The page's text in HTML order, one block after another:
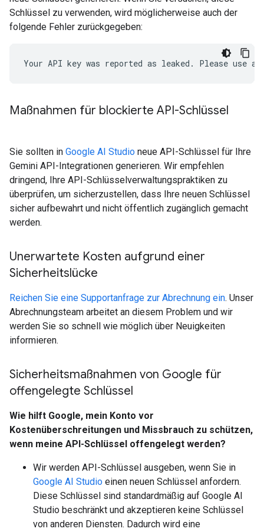
Schlüssel zu verwenden, wird möglicherweise auch der
folgende Fehler zurückgegeben:
Maßnahmen für blockierte API-Schlüssel
Sie sollten in Google AI Studio neue API-Schlüssel für Ihre
Gemini API-Integrationen generieren. Wir empfehlen
dringend, Ihre API-Schlüsselverwaltungspraktiken zu
überprüfen, um sicherzustellen, dass Ihre neuen Schlüssel
sicher aufbewahrt und nicht öffentlich zugänglich gemacht
werden.
Unerwartete Kosten aufgrund einer
Sicherheitslücke
Reichen Sie eine Supportanfrage zur Abrechnung ein. Unser
Abrechnungsteam arbeitet an diesem Problem und wir
werden Sie so schnell wie möglich über Neuigkeiten
informieren.
Sicherheitsmaßnahmen von Google für
offengelegte Schlüssel
Wie hilft Google, mein Konto vor
Kostenüberschreitungen und Missbrauch zu schützen,
wenn meine API-Schlüssel offengelegt werden?
Wir werden API-Schlüssel ausgeben, wenn Sie in
Google AI Studio einen neuen Schlüssel anfordern.
Diese Schlüssel sind standardmäßig auf Google AI
Studio beschränkt und akzeptieren keine Schlüssel
von anderen Diensten. Dadurch wird eine